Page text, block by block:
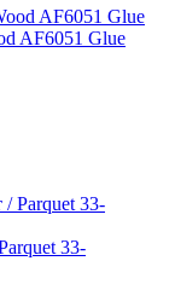
AF6051 Glue
33-